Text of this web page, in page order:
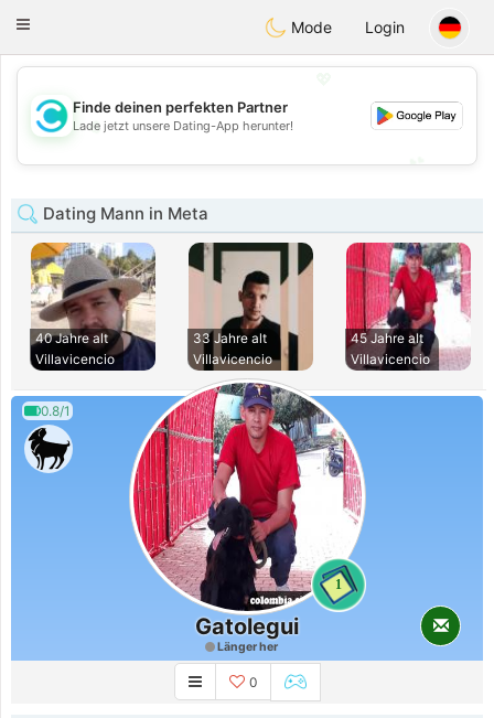
olombiaCitas
Toggle
Mode Login
💖
Finde deinen perfekten Partner
Lade jetzt unsere Dating-App herunter!
Dating Mann in Meta
40 Jahre alt
Villavicencio
33 Jahre alt
Villavicencio
45 Jahre alt
Villavicencio
0.8/1
1
Gatolegui
Länger her
0